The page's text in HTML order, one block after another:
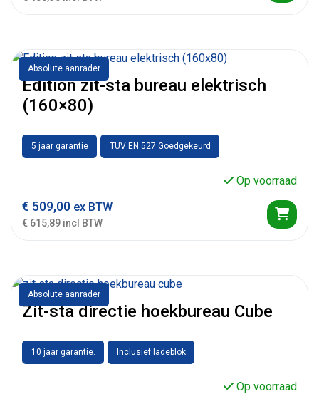
Absolute aanrader
Edition zit-sta bureau elektrisch
(160×80)
5 jaar garantie TUV EN 527 Goedgekeurd
Op voorraad
€ 509,00 ex BTW
€ 615,89 incl BTW
Absolute aanrader
Zit-sta directie hoekbureau Cube
10 jaar garantie. Inclusief ladeblok
Op voorraad